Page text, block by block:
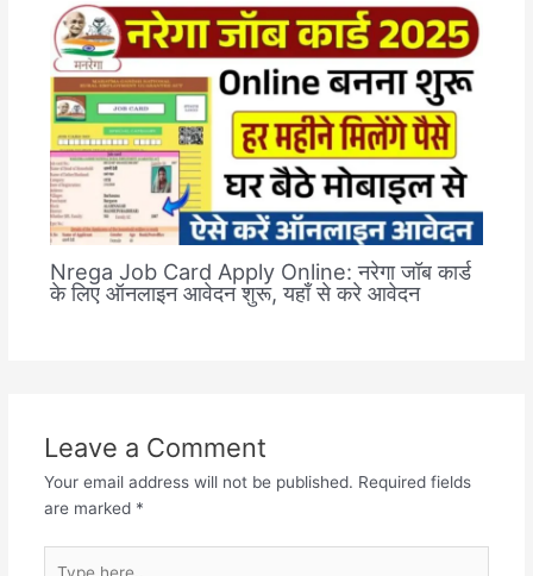
Nrega Job Card Apply Online: नरेगा जॉब कार्ड
के लिए ऑनलाइन आवेदन शुरू, यहाँ से करे आवेदन
Leave a Comment
Your email address will not be published. Required fields
are marked *